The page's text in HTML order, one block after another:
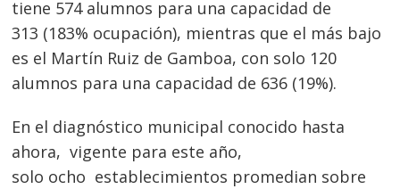
tiene 574 alumnos para una capacidad de
313 (183% ocupación), mientras que el más bajo
es el Martín Ruiz de Gamboa, con solo 120
alumnos para una capacidad de 636 (19%).
En el diagnóstico municipal conocido hasta
ahora, vigente para este año,
solo ocho establecimientos promedian sobre